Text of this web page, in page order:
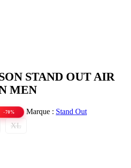
STAND OUT AIR
MEN
-70% Marque : Stand Out
XL